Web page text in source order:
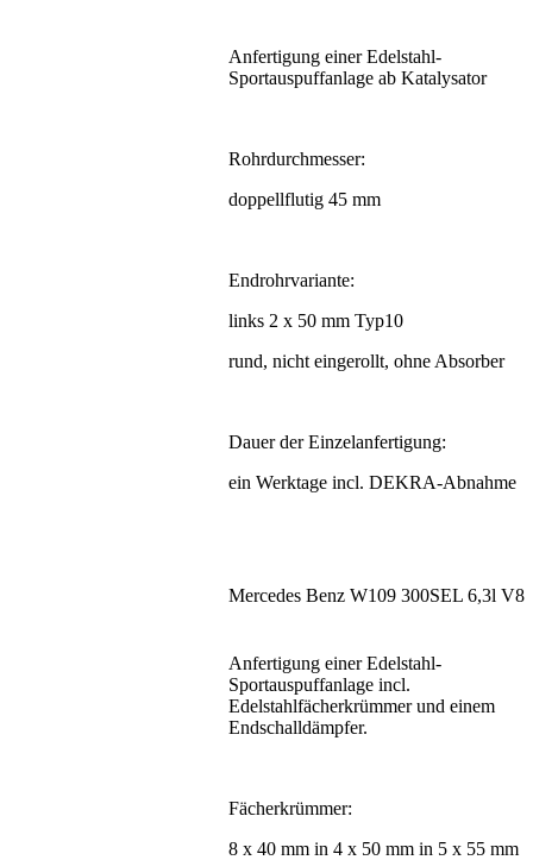
Anfertigung einer Edelstahl-
Sportauspuffanlage ab Katalysator
Rohrdurchmesser:
doppellflutig 45 mm
Endrohrvariante:
links 2 x 50 mm Typ10
rund, nicht eingerollt, ohne Absorber
Dauer der Einzelanfertigung:
ein Werktage incl. DEKRA-Abnahme
Mercedes Benz W109 300SEL 6,3l V8
Anfertigung einer Edelstahl-
Sportauspuffanlage incl.
Edelstahlfächerkrümmer und einem
Endschalldämpfer.
Fächerkrümmer:
8 x 40 mm in 4 x 50 mm in 5 x 55 mm